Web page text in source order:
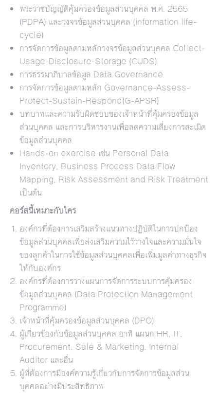
พระราชบัญญัติคุ้มครองข้อมูลส่วนบุคคล พ.ศ. 2565
(PDPA) และวงจรข้อมูลส่วนบุคคล (information life-
cycle)
การจัดการข้อมูลตามหลักวงจรข้อมูลส่วนบุคคล Collect-
Usage-Disclosure-Storage (CUDS)
การธรรมาภิบาลข้อมูล Data Governance
การจัดการข้อมูลตามหลัก Governance-Assess-
Protect-Sustain-Respond(G-APSR)
บทบาทและความรับผิดชอบของเจ้าหน้าที่คุ้มครองข้อมูล
ส่วนบุคคล และการบริหารงานเพื่อลดความเสี่ยงการละเมิด
ข้อมูลส่วนบุคคล
Hands-on exercise เช่น Personal Data
Inventory, Business Process Data Flow
Mapping, Risk Assessment and Risk Treatment
เป็นต้น
คอร์สนเหมาะกับใคร
องค์กรที่ต้องการเสริมสร้างแนวทางปฏิบัติในการปกป้อง
ข้อมูลส่วนบุคคลเพื่อส่งเสริมความไว้วางใจและความมั่นใจ
ของลูกค้าในการใช้ข้อมูลส่วนบุคคลเพื่อเพิ่มมูลค่าทางธุรกิจ
ให้กับองค์กร
องค์กรที่ต้องการวางแผนการจัดการระบบการคุ้มครอง
ข้อมูลส่วนบุคคล (Data Protection Management
Programme)
เจ้าหน้าที่คุ้มครองข้อมูลส่วนบุคคล (DPO)
ผู้เกี่ยวข้องกับข้อมูลส่วนบุคคล อาทิ แผนก HR, IT,
Procurement, Sale & Marketing, Internal
Auditor และอื่น
ผู้ที่ต้องการมีองค์ความรู้เกี่ยวกับการจัดการข้อมูลส่วน
บุคคลอย่างมีประสิทธิภาพ